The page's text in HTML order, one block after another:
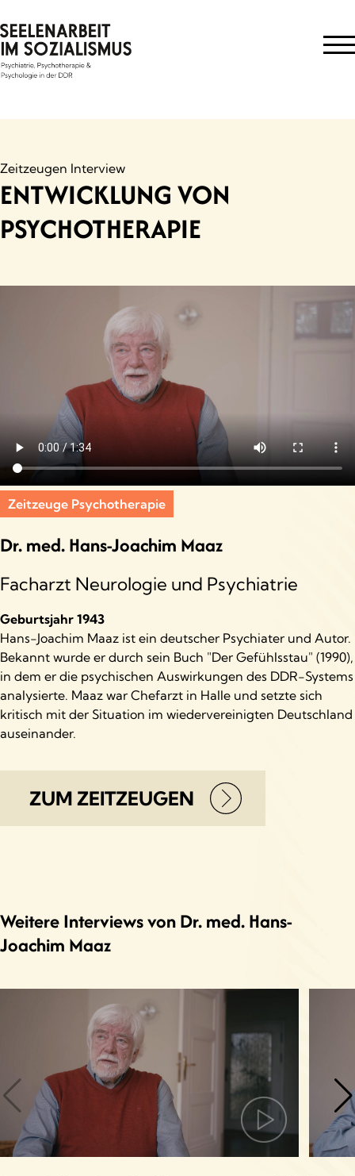
to
content
Zeitzeugen Interview
ENTWICKLUNG VON
PSYCHOTHERAPIE
Zeitzeuge Psychotherapie
Dr. med. Hans-Joachim Maaz
Facharzt Neurologie und Psychiatrie
Geburtsjahr 1943
Hans-Joachim Maaz ist ein deutscher Psychiater und Autor.
Bekannt wurde er durch sein Buch "Der Gefühlsstau" (1990),
in dem er die psychischen Auswirkungen des DDR-Systems
analysierte. Maaz war Chefarzt in Halle und setzte sich
kritisch mit der Situation im wiedervereinigten Deutschland
auseinander.
ZUM ZEITZEUGEN
Weitere Interviews von Dr. med. Hans-
Joachim Maaz